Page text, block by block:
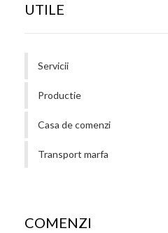
UTILE
Servicii
Productie
Casa de comenzi
Transport marfa
COMENZI